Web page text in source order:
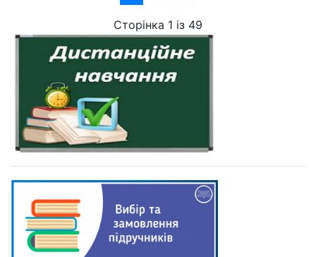
Сторінка 1 із 49